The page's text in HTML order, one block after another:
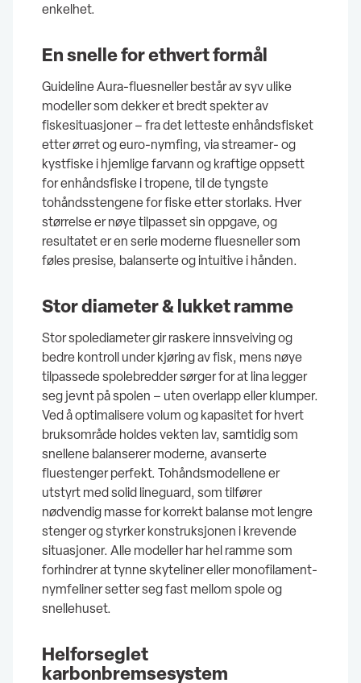
enkelhet.
En snelle for ethvert formål
Guideline Aura-fluesneller består av syv ulike
modeller som dekker et bredt spekter av
fiskesituasjoner – fra det letteste enhåndsfisket
etter ørret og euro-nymfing, via streamer- og
kystfiske i hjemlige farvann og kraftige oppsett
for enhåndsfiske i tropene, til de tyngste
tohåndsstengene for fiske etter storlaks. Hver
størrelse er nøye tilpasset sin oppgave, og
resultatet er en serie moderne fluesneller som
føles presise, balanserte og intuitive i hånden.
Stor diameter & lukket ramme
Stor spolediameter gir raskere innsveiving og
bedre kontroll under kjøring av fisk, mens nøye
tilpassede spolebredder sørger for at lina legger
seg jevnt på spolen – uten overlapp eller klumper.
Ved å optimalisere volum og kapasitet for hvert
bruksområde holdes vekten lav, samtidig som
snellene balanserer moderne, avanserte
fluestenger perfekt. Tohåndsmodellene er
utstyrt med solid lineguard, som tilfører
nødvendig masse for korrekt balanse mot lengre
stenger og styrker konstruksjonen i krevende
situasjoner. Alle modeller har hel ramme som
forhindrer at tynne skyteliner eller monofilament-
nymfeliner setter seg fast mellom spole og
snellehuset.
Helforseglet
karbonbremsesystem